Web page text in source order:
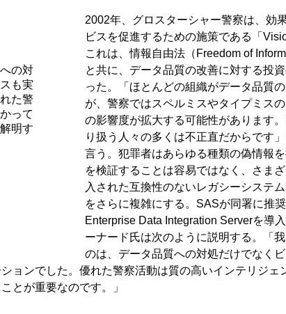
の対
も実
た警
って
明す
2002年、グロスターシャー警察は、効
ビスを促進するための施策である「
これは、情報自由法（Freedom of
と共に、データ品質の改善に対する投
った。「ほとんどの組織がデータ品質
が、警察ではスペルミスやタイプミス
の影響度が拡大する可能性があります
り扱う人々の多くは不正直だからです
言う。犯罪者はあらゆる種類の偽情報
を検証することは容易ではなく、さま
入された互換性のないレガシーシステ
をさらに複雑にする。SASが同署に推
Enterprise Data Integration Serverを導
ーナード氏は次のように説明する。「
のは、データ品質への対処だけでなく
ョンでした。優れた警察活動は質の高いインテリジェ
とが重要なのです。」